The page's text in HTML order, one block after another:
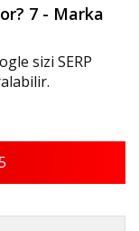
7 - Marka
sizi SERP